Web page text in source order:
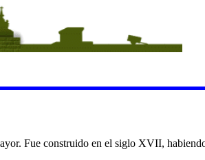
Fue construido en el siglo XVII,